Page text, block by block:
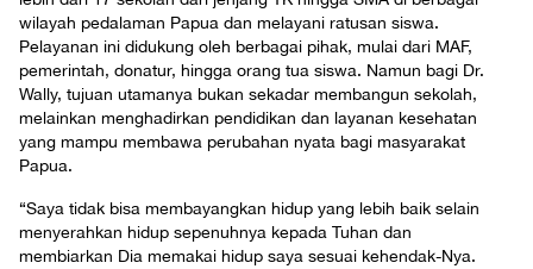
wilayah pedalaman Papua dan melayani ratusan siswa.
Pelayanan ini didukung oleh berbagai pihak, mulai dari MAF,
pemerintah, donatur, hingga orang tua siswa. Namun bagi Dr.
Wally, tujuan utamanya bukan sekadar membangun sekolah,
melainkan menghadirkan pendidikan dan layanan kesehatan
yang mampu membawa perubahan nyata bagi masyarakat
Papua.
“Saya tidak bisa membayangkan hidup yang lebih baik selain
menyerahkan hidup sepenuhnya kepada Tuhan dan
membiarkan Dia memakai hidup saya sesuai kehendak-Nya.